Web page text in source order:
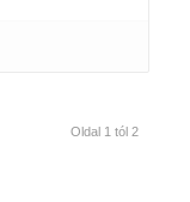
Oldal 1 tól 2